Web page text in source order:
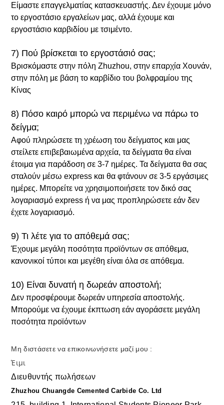
Είμαστε επαγγελματίας κατασκευαστής. Δεν έχουμε μόνο
το εργοστάσιο εργαλείων μας, αλλά έχουμε και
εργοστάσιο καρβιδίου με τσιμέντο.
7) Πού βρίσκεται το εργοστάσιό σας;
Βρισκόμαστε στην πόλη Zhuzhou, στην επαρχία Χουνάν,
στην πόλη με βάση το καρβίδιο του βολφραμίου της
Κίνας
8) Πόσο καιρό μπορώ να περιμένω να πάρω το
δείγμα;
Αφού πληρώσετε τη χρέωση του δείγματος και μας
στείλετε επιβεβαιωμένα αρχεία, τα δείγματα θα είναι
έτοιμα για παράδοση σε 3-7 ημέρες. Τα δείγματα θα σας
σταλούν μέσω express και θα φτάνουν σε 3-5 εργάσιμες
ημέρες. Μπορείτε να χρησιμοποιήσετε τον δικό σας
λογαριασμό express ή να μας προπληρώσετε εάν δεν
έχετε λογαριασμό.
9) Τι λέτε για το απόθεμά σας;
Έχουμε μεγάλη ποσότητα προϊόντων σε απόθεμα,
κανονικοί τύποι και μεγέθη είναι όλα σε απόθεμα.
10) Είναι δυνατή η δωρεάν αποστολή;
Δεν προσφέρουμε δωρεάν υπηρεσία αποστολής.
Μπορούμε να έχουμε έκπτωση εάν αγοράσετε μεγάλη
ποσότητα προϊόντων
Μη διστάσετε να επικοινωνήσετε μαζί μου :
Έιμι
Διευθυντής πωλήσεων
Zhuzhou Chuangde Cemented Carbide Co. Ltd